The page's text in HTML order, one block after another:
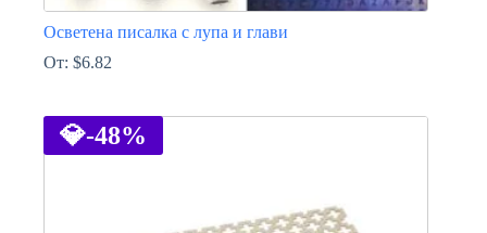
Осветена писалка с лупа и глави
От: $6.82
product
has
multiple
💎-48%